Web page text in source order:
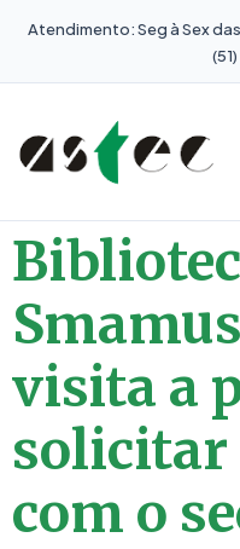
Atendimento: Seg à Sex
visita a
solicitar
com o